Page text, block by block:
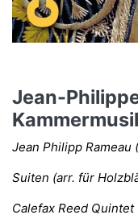
Jean-
Jean Philipp Rameau
Suiten (arr. für
Calefax Reed Quintet